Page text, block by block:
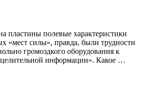
пластины полевые характеристики
«мест силы», правда, были трудности
громоздкого оборудования к
информации». Какое …